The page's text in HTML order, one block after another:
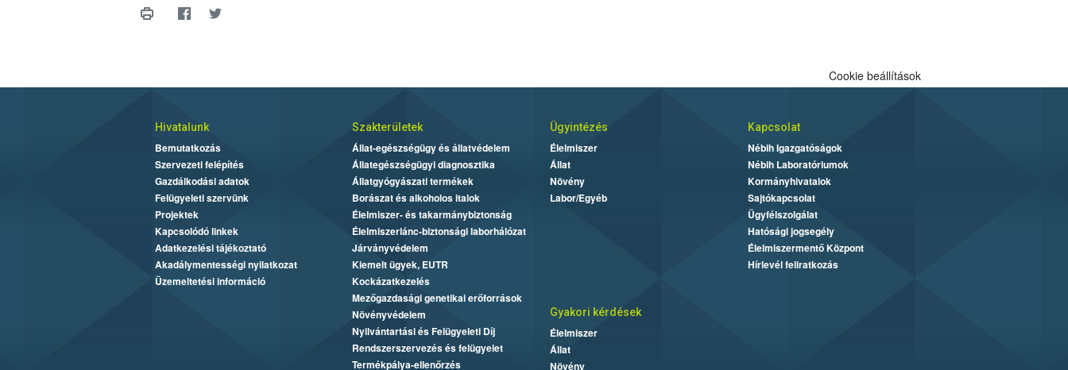
Cookie beállítások
Hivatalunk
Bemutatkozás
Szervezeti felépítés
Gazdálkodási adatok
Felügyeleti szervünk
Projektek
Kapcsolódó linkek
Adatkezelési tájékoztató
Akadálymentességi nyilatkozat
Üzemeltetési információ
Szakterületek
Állat-egészségügy és állatvédelem
Állategészségügyi diagnosztika
Állatgyógyászati termékek
Borászat és alkoholos italok
Élelmiszer- és takarmánybiztonság
Élelmiszerlánc-biztonsági laborhálózat
Járványvédelem
Kiemelt ügyek, EUTR
Kockázatkezelés
Mezőgazdasági genetikai erőforrások
Növényvédelem
Nyilvántartási és Felügyeleti Díj
Rendszerszervezés és felügyelet
Termékpálya-ellenőrzés
Ügyintézés
Élelmiszer
Állat
Növény
Labor/Egyéb
Kapcsolat
Nébih Igazgatóságok
Nébih Laboratóriumok
Kormányhivatalok
Sajtókapcsolat
Ügyfélszolgálat
Hatósági jogsegély
Élelmiszermentő Központ
Hírlevél feliratkozás
Gyakori kérdések
Élelmiszer
Állat
Növény